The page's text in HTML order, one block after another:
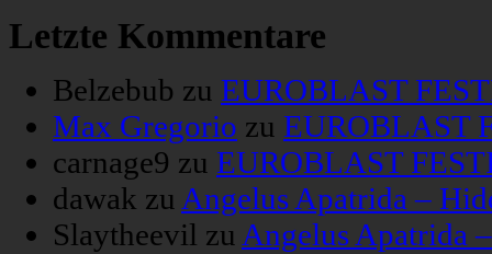
Letzte Kommentare
Belzebub zu EUROBLAST
Max Gregorio zu EUROBLAST
carnage9 zu EUROBLAST
dawak zu Angelus Apatrida –
Slaytheevil zu Angelus Apatrida